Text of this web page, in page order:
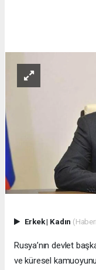
Erkek| Kadın
Rusya’nın devlet
ve küresel